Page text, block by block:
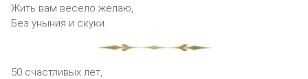
Жить вам весело желаю,
Без уныния и скуки.
50 счастливых лет,